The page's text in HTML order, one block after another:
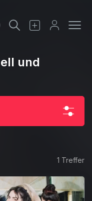
und
1 Treffer